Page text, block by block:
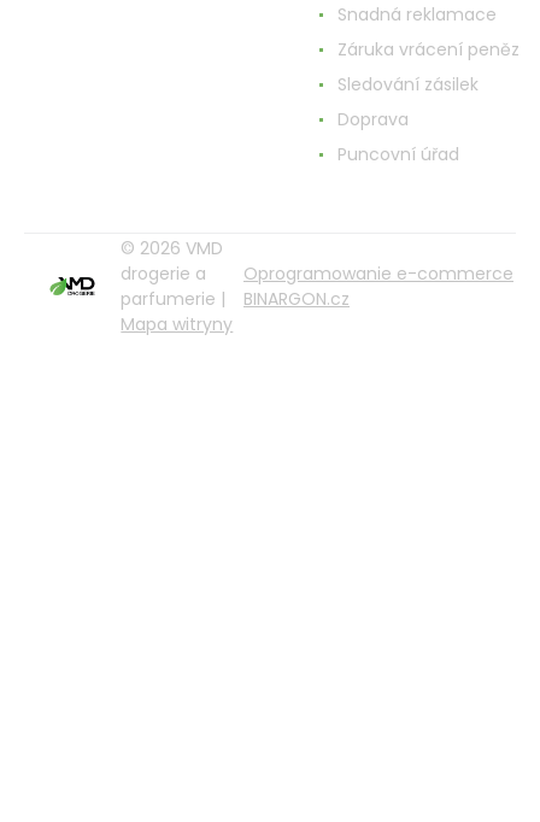
Snadná reklamace
Záruka vrácení peněz
Sledování zásilek
Doprava
Puncovní úřad
© 2026 VMD
drogerie a
parfumerie |
Mapa witryny
Oprogramowanie e-commerce
BINARGON.cz